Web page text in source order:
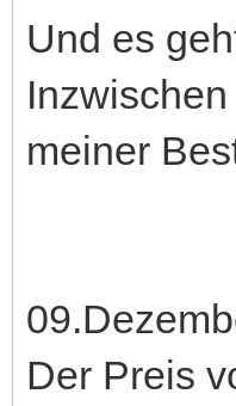
Und es
meiner
Der Preis